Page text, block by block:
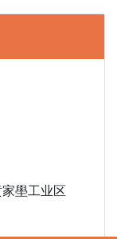
壆工业区